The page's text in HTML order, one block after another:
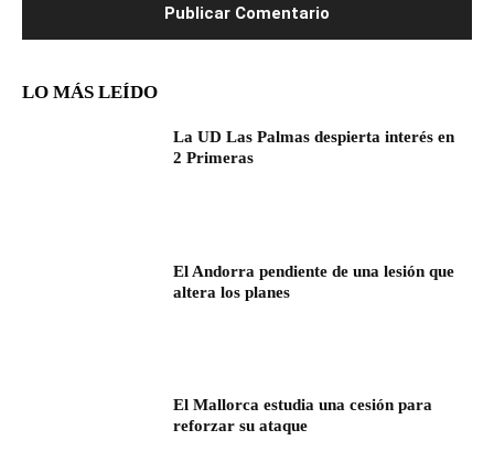
LO MÁS LEÍDO
La UD Las Palmas despierta interés en
2 Primeras
El Andorra pendiente de una lesión que
altera los planes
El Mallorca estudia una cesión para
reforzar su ataque